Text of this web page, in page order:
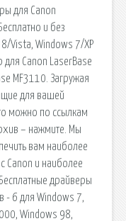
для Canon
и без
Vista, Windows 7/XP
Canon LaserBase
MF3110. Загружая
для вашей
можно по ссылкам
– нажмите. Мы
вам наиболее
Canon и наиболее
драйверы
- 6 для Windows 7,
Windows 98,